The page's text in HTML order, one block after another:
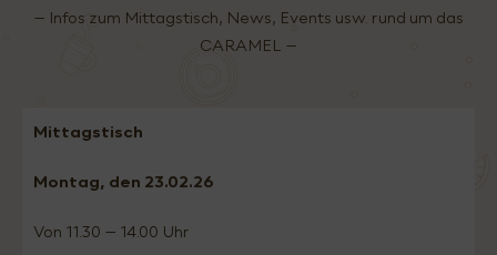
– Infos zum Mittagstisch, News, Events usw. rund um das
CARAMEL –
Mittagstisch
Montag, den 23.02.26
Von 11.30 – 14.00 Uhr